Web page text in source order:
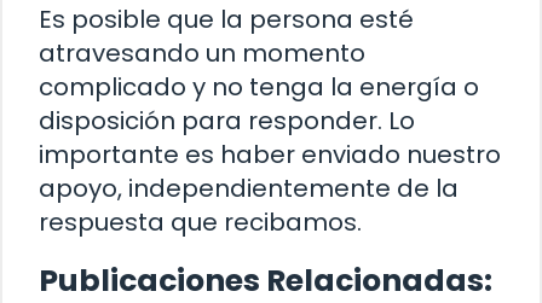
Es posible que la persona esté
atravesando un momento
complicado y no tenga la energía o
disposición para responder. Lo
importante es haber enviado nuestro
apoyo, independientemente de la
respuesta que recibamos.
Publicaciones Relacionadas: